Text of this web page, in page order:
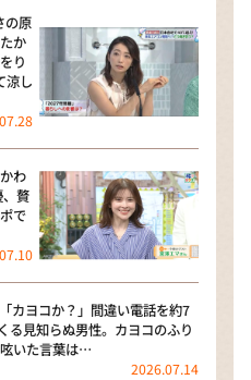
の原
か
り
涼し
わ
贅
で
カヨコか？」間違い電話を約7
る見知らぬ男性。カヨコのふり
いた言葉は…
2026.07.14